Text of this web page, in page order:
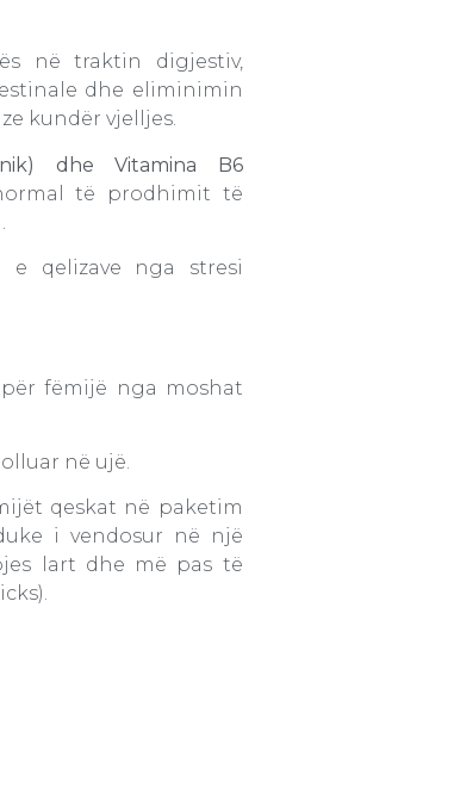
në traktin digjestiv,
dhe eliminimin
kundër vjelljes.
dhe Vitamina B6
të prodhimit të
qelizave nga stresi
fëmijë nga moshat
në ujë.
qeskat në paketim
i vendosur në një
lart dhe më pas të